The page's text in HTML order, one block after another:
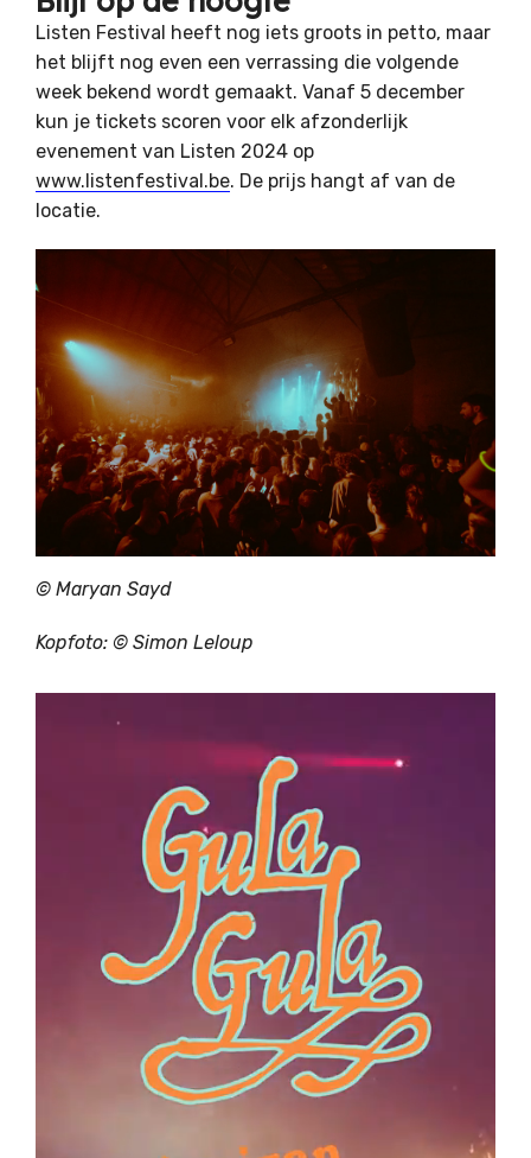
Listen Festival heeft nog iets groots in petto, maar
het blijft nog even een verrassing die volgende
week bekend wordt gemaakt. Vanaf 5 december
kun je tickets scoren voor elk afzonderlijk
evenement van Listen 2024 op
www.listenfestival.be. De prijs hangt af van de
locatie.
© Maryan Sayd
Kopfoto: © Simon Leloup